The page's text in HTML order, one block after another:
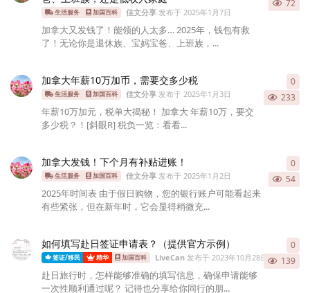
生活服务 加国百科 佳文分享发布于 2025年1月7日
72
加拿大又发钱了！能领的人太多… 2025年，钱包有救
了！无论你是退休族、宝妈宝爸、上班族，...
加拿大年薪10万加币，需要交多少税
生活服务 加国百科 佳文分享发布于 2025年1月3日 233
年薪10万加元，税单大揭秘！ 加拿大 年薪10万，要交
多少税？！[斜眼R] 税负一览：看看...
0
加拿大发钱！下个月有补贴进账！
生活服务 加国百科 佳文分享发布于 2025年1月2日 54
2025年时间表 由于假日购物，您的银行账户可能看起来
有些紧张，但在新年时，它会显得稍微充...
0
如何填写赴日签证申请表？（提供官方示例）
签证/移民 精华 加国百科 LiveCan 发布于2023年10月28日 139
赴日旅行时，怎样能够准确的填写信息，确保申请能够
一次性顺利通过呢？ 记得也分享给你同行的朋...
0